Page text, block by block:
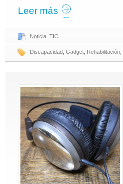
Leer más
Noticia TIC
Discapacidad Gadget Rehabilitación